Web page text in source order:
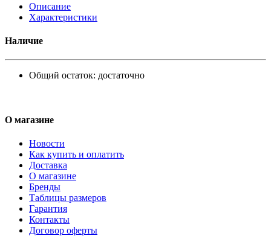
Описание
Характеристики
Наличие
Общий остаток: достаточно
О магазине
Новости
Как купить и оплатить
Доставка
О магазине
Бренды
Таблицы размеров
Гарантия
Контакты
Договор оферты